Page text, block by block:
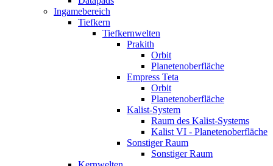
Ingamebereich
Tiefkern
Tiefkernwelten
Prakith
Orbit
Planetenoberfläche
Empress Teta
Orbit
Planetenoberfläche
Kalist-System
Raum des Kalist-Systems
Kalist VI - Planetenoberfläche
Sonstiger Raum
Sonstiger Raum